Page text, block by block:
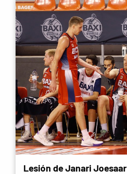
Lesión de Janari Joesaar